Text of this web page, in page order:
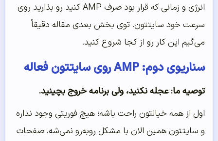
انرژی و زمانی که قرار بود صرف AMP کنید رو بذارید روی
سرعت خود سایتتون. توی بخش بعدی مقاله دقیقاً
می‌گیم این کار رو از کجا شروع کنید.
سناریوی دوم: AMP روی سایتتون فعاله
توصیه ما: عجله نکنید، ولی برنامه خروج بچینید.
اول از همه خیالتون راحت باشه؛ هیچ فوریتی وجود نداره
و سایتتون همین الان با مشکل روبه‌رو نمی‌شه. صفحات